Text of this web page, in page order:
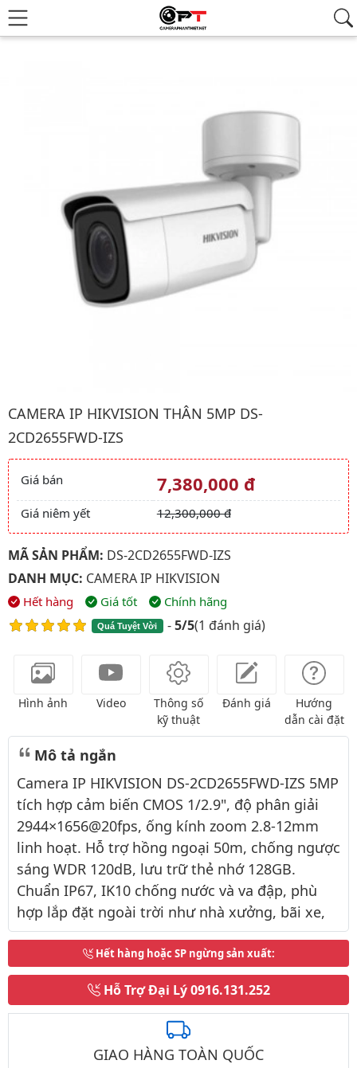
Hình ảnh đại diện của sản phẩm Camera IP HIKVISION Thân
CAMERA IP HIKVISION THÂN 5MP DS-
2CD2655FWD-IZS
Giá và khuyến mãi
Giá bán 7,380,000 đ
Giá niêm yết 12,300,000 đ
MÃ SẢN PHẨM: DS-2CD2655FWD-IZS
DANH MỤC: CAMERA IP HIKVISION
Hết hàng Giá tốt Chính hãng
Quá Tuyệt Vời -5/5(1 đánh giá)
Hình ảnh Video
Thông số
kỹ thuật
Đánh giá
Hướng
dẫn cài đặt
Mô tả ngắn
Camera IP HIKVISION DS-2CD2655FWD-IZS 5MP
tích hợp cảm biến CMOS 1/2.9", độ phân giải
2944×1656@20fps, ống kính zoom 2.8-12mm
linh hoạt. Hỗ trợ hồng ngoại 50m, chống ngược
sáng WDR 120dB, lưu trữ thẻ nhớ 128GB.
Chuẩn IP67, IK10 chống nước và va đập, phù
hợp lắp đặt ngoài trời như nhà xưởng, bãi xe,
Hết hàng hoặc SP ngừng sản xuất:
Hỗ Trợ Đại Lý0916.131.252
GIAO HÀNG TOÀN QUỐC